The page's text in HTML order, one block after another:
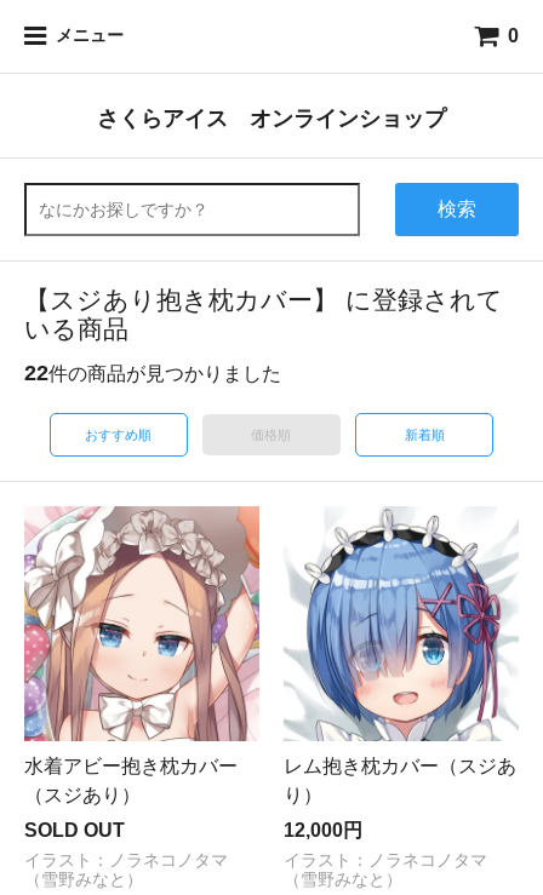
メニュー 0
さくらアイス オンラインショップ
検索
【スジあり抱き枕カバー】 に登録されて
いる商品
22件の商品が見つかりました
おすすめ順 価格順 新着順
水着アビー抱き枕カバー
（スジあり）
SOLD OUT
イラスト：ノラネコノタマ
（雪野みなと）
レム抱き枕カバー（スジあ
り）
12,000円
イラスト：ノラネコノタマ
（雪野みなと）